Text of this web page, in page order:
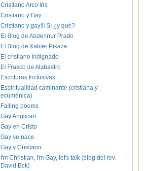
Cristiano Arco Iris
Cristiano y Gay
Cristiano y gay!!! Sí ¿y qué?
El Blog de Abdennur Prado
El Blog de Xabier Pikaza
El cristiano indignado
El Frasco de Alabastro
Escrituras Inclusivas
Espiritualidad caminante (cristiana y
ecuménica)
Falling poems
Gay Anglican
Gay en Cristo
Gay se nace.
Gay y Cristiano
I'm Christian, I'm Gay, let's talk (blog del rev.
David Eck)